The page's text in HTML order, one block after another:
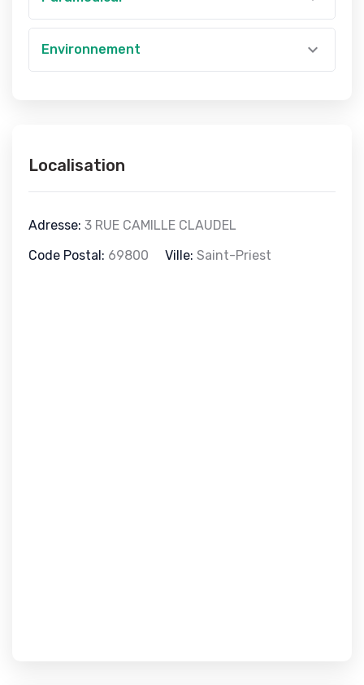
Environnement
Localisation
Adresse: 3 RUE CAMILLE CLAUDEL
Code Postal: 69800 Ville: Saint-Priest